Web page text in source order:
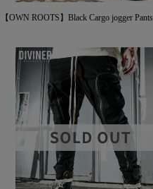
【OWN ROOTS】Black Cargo jogger Pants